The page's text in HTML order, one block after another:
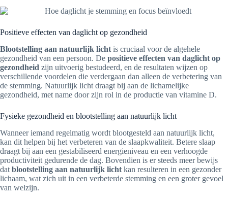
Positieve effecten van daglicht op gezondheid
Blootstelling aan natuurlijk licht is cruciaal voor de algehele
gezondheid van een persoon. De positieve effecten van daglicht op
gezondheid zijn uitvoerig bestudeerd, en de resultaten wijzen op
verschillende voordelen die verdergaan dan alleen de verbetering van
de stemming. Natuurlijk licht draagt bij aan de lichamelijke
gezondheid, met name door zijn rol in de productie van vitamine D.
Fysieke gezondheid en blootstelling aan natuurlijk licht
Wanneer iemand regelmatig wordt blootgesteld aan natuurlijk licht,
kan dit helpen bij het verbeteren van de slaapkwaliteit. Betere slaap
draagt bij aan een gestabiliseerd energieniveau en een verhoogde
productiviteit gedurende de dag. Bovendien is er steeds meer bewijs
dat blootstelling aan natuurlijk licht kan resulteren in een gezonder
lichaam, wat zich uit in een verbeterde stemming en een groter gevoel
van welzijn.